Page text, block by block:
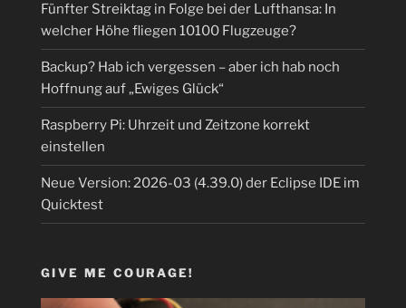
Fünfter Streiktag in Folge bei der Lufthansa: In
welcher Höhe fliegen 10100 Flugzeuge?
Backup? Hab ich vergessen – aber ich hab noch
Hoffnung auf „Ewiges Glück“
Raspberry Pi: Uhrzeit und Zeitzone korrekt
einstellen
Neue Version: 2026-03 (4.39.0) der Eclipse IDE im
Quicktest
GIVE ME COURAGE!